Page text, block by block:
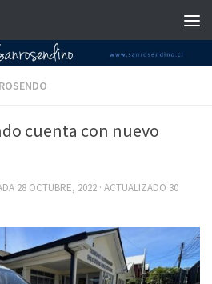
cuenta con nuevo
28 OCTUBRE, 2022 · ACTUALIZADO 30